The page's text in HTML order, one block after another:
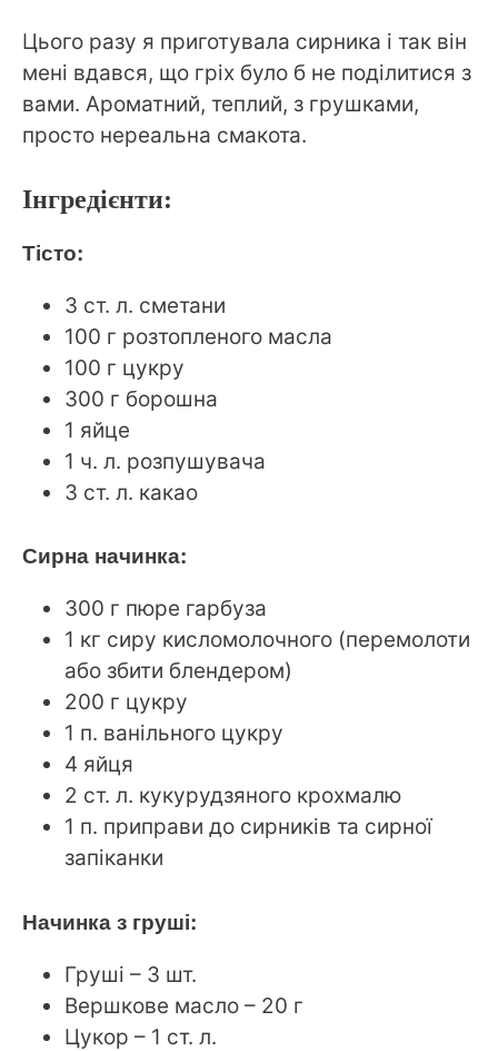
Цього разу я приготувала сирника і так він
мені вдався, що гріх було б не поділитися з
вами. Ароматний, теплий, з грушками,
просто нереальна смакота.
Інгредієнти:
Тісто:
3 ст. л. сметани
100 г розтопленого масла
100 г цукру
300 г борошна
1 яйце
1 ч. л. розпушувача
3 ст. л. какао
Сирна начинка:
300 г пюре гарбуза
1 кг сиру кисломолочного (перемолоти
або збити блендером)
200 г цукру
1 п. ванільного цукру
4 яйця
2 ст. л. кукурудзяного крохмалю
1 п. приправи до сирників та сирної
запіканки
Начинка з груші:
Груші – 3 шт.
Вершкове масло – 20 г
Цукор – 1 ст. л.